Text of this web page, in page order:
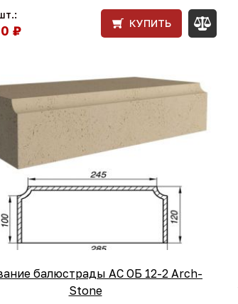
₽ КУПИТЬ
балюстрады АС ОБ 12-2 Arch-
Stone